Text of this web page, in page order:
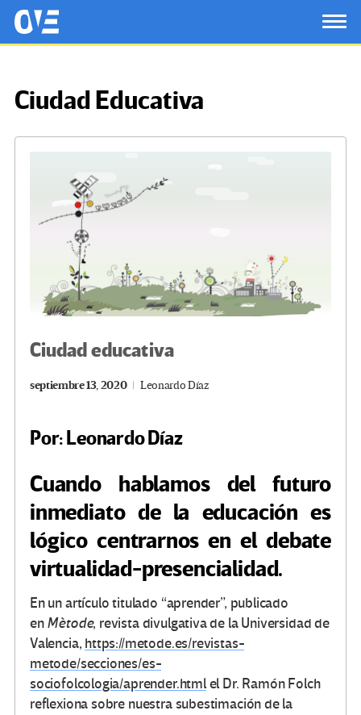
Saltar al contenido principal
OtrasVocesenEducacion.org
Ciudad Educativa
Ciudad educativa
septiembre 13, 2020 Leonardo Díaz
Por: Leonardo Díaz
Cuando hablamos del futuro
inmediato de la educación es
lógico centrarnos en el debate
virtualidad-presencialidad.
En un artículo titulado “aprender”, publicado
enMètode, revista divulgativa de la Universidad de
Valencia, https://metode.es/revistas-
metode/secciones/es-
sociofolcologia/aprender.htmlel Dr. Ramón Folch
reflexiona sobre nuestra subestimación de la